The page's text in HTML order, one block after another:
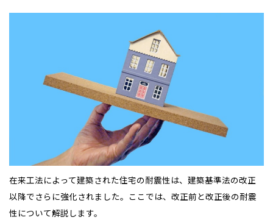
在来工法によって建築された住宅の耐震性は、建築基準法の改正
以降でさらに強化されました。ここでは、改正前と改正後の耐震
性について解説します。